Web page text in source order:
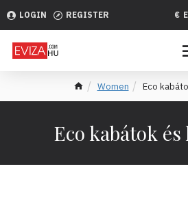
LOGIN REGISTER €
Women Eco
Eco kabátok